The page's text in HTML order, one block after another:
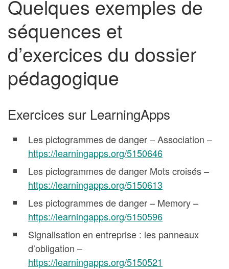
Quelques exemples de
séquences et
d’exercices du dossier
pédagogique
Exercices sur LearningApps
Les pictogrammes de danger – Association –
https://learningapps.org/5150646
Les pictogrammes de danger Mots croisés –
https://learningapps.org/5150613
Les pictogrammes de danger – Memory –
https://learningapps.org/5150596
Signalisation en entreprise : les panneaux
d’obligation –
https://learningapps.org/5150521